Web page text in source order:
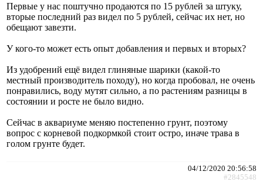
Первые у нас поштучно продаются по 15 рублей за штуку,
вторые последний раз видел по 5 рублей, сейчас их нет, но
обещают завезти.
У кого-то может есть опыт добавления и первых и вторых?
Из удобрений ещё видел глиняные шарики (какой-то
местный производитель походу), но когда пробовал, не очень
понравились, воду мутят сильно, а по растениям разницы в
состоянии и росте не было видно.
Сейчас в аквариуме меняю постепенно грунт, поэтому
вопрос с корневой подкормкой стоит остро, иначе трава в
голом грунте будет.
04/12/2020 20:56:58
#2845548